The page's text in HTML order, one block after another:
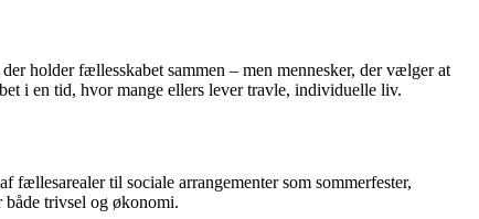
holder fællesskabet sammen – men mennesker, der vælger at
i en tid, hvor mange ellers lever travle, individuelle liv.
til sociale arrangementer som sommerfester,
trivsel og økonomi.